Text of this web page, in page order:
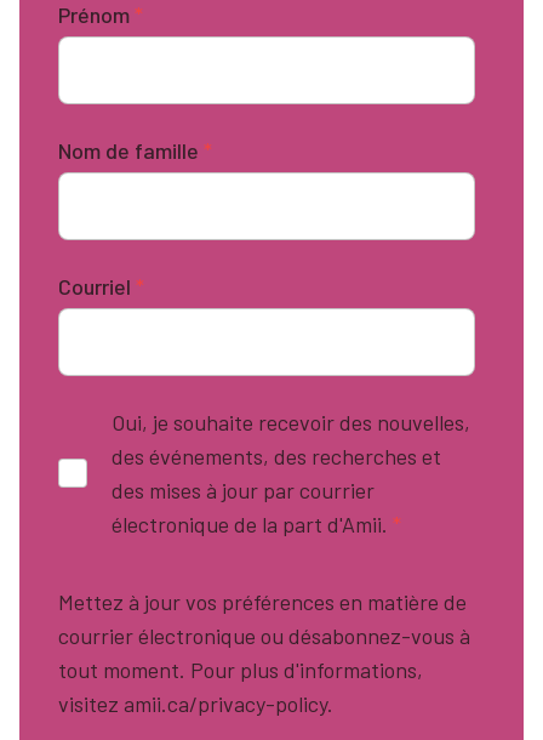
Prénom*
Nom de famille *
Courriel *
Oui, je souhaite recevoir des nouvelles,
des événements, des recherches et
des mises à jour par courrier
électronique de la part d'Amii. *
Mettez à jour vos préférences en matière de
courrier électronique ou désabonnez-vous à
tout moment. Pour plus d'informations,
visitez amii.ca/privacy-policy.